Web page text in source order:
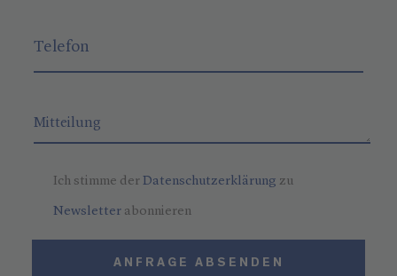
Ich stimme derDatenschutzerklärung zu
Newsletter abonnieren
ANFRAGE ABSENDEN